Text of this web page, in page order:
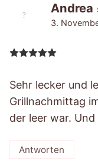
Andrea
3.
Sehr lecker und
Grillnachmittag
der leer war.
Antworten